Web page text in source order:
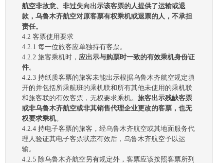
航空非故意、非过失向出示该客票的人提供了运输或退
款， 乌鲁木齐航空对原客票有权乘机或退票的人，不承担
责任。
4.2 客票使用要求
4.2.1 每一位旅客应单独持有客票。
4.2.2 旅客乘机时， 应出示与购票时一致的有效乘机身份证
件。
4.2.3 持纸质客票的旅客未能出示根据乌鲁木齐航空规定填
开的并包括所乘航班的乘机联和所有其他未使用的乘机联
和旅客联的有效客票，无权要求乘机。 旅客出示残缺客票
或非乌鲁木齐航空或非其销售代理企业更改的客票，也无
权要求乘机。
4.2.4 持电子客票的旅客，经乌鲁木齐航空或其地面服务代
理人验证其电子客票状态有效后， 乌鲁木齐航空予以运
输。
4.2.5 除乌鲁木齐航空另有规定外，客票应该按照客票所列